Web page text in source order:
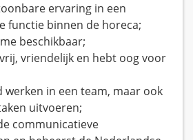
ervaring in een
functie binnen de horeca;
beschikbaar;
vriendelijk en hebt oog voor
werken in een team, maar ook
uitvoeren;
communicatieve